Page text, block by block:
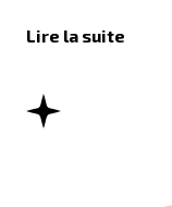
Lire la suite